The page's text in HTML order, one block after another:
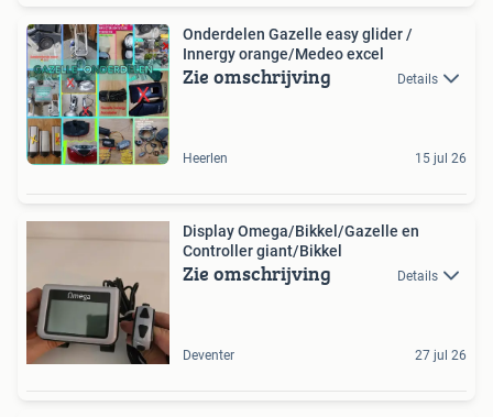
Onderdelen Gazelle easy glider /
Innergy orange/Medeo excel
Zie omschrijving Details
Heerlen 15 jul 26
Display Omega/Bikkel/Gazelle en
Controller giant/Bikkel
Zie omschrijving Details
Deventer 27 jul 26